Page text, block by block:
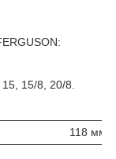
15/8, 20/8.
118 мм